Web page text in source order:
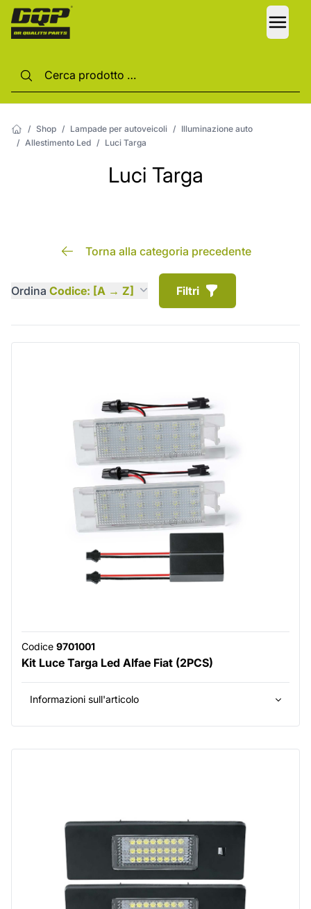
/ Shop / Lampade per autoveicoli / Illuminazione auto
/ Allestimento Led / Luci Targa
Luci Targa
Torna alla categoria precedente
Ordina Codice: [A → Z] Filtri
Codice 9701001
Kit Luce Targa Led Alfae Fiat (2PCS)
Informazioni sull'articolo